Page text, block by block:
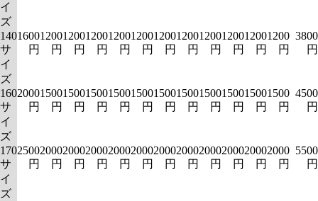
イ
ズ
140
サ
イ
ズ
1600
円
1200
円
1200
円
1200
円
1200
円
1200
円
1200
円
1200
円
1200
円
1200
円
1200
円
1200
円
3800
円
160
サ
イ
ズ
2000
円
1500
円
1500
円
1500
円
1500
円
1500
円
1500
円
1500
円
1500
円
1500
円
1500
円
1500
円
4500
円
170
サ
イ
ズ
2500
円
2000
円
2000
円
2000
円
2000
円
2000
円
2000
円
2000
円
2000
円
2000
円
2000
円
2000
円
5500
円